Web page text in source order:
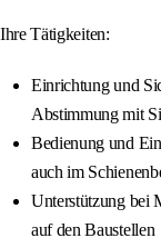
Ihre Tätigkeiten:
Einrichtung und
Abstimmung mit
Bedienung und
auch im
Unterstützung bei
auf den Baustellen